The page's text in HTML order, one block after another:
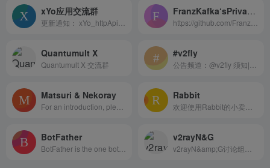
xYo应用交流群 FranzKafka‘sPrivateGroup
Quantumult X
Quantumult X 交流群
#v2fly
Matsuri & Nekoray Rabbit
BotFather v2rayN&G